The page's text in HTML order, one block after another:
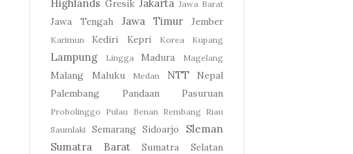
Highlands Gresik Jakarta Jawa Barat
Jawa Tengah Jawa Timur Jember
Karimun Kediri Kepri Korea Kupang
Lampung Lingga Madura Magelang
Malang Maluku Medan NTT
Nepal
Palembang
Pandaan Pasuruan
Probolinggo Pulau Benan Rembang Riau
Saumlaki Semarang Sidoarjo
Sleman
Sumatra Barat
Sumatra Selatan